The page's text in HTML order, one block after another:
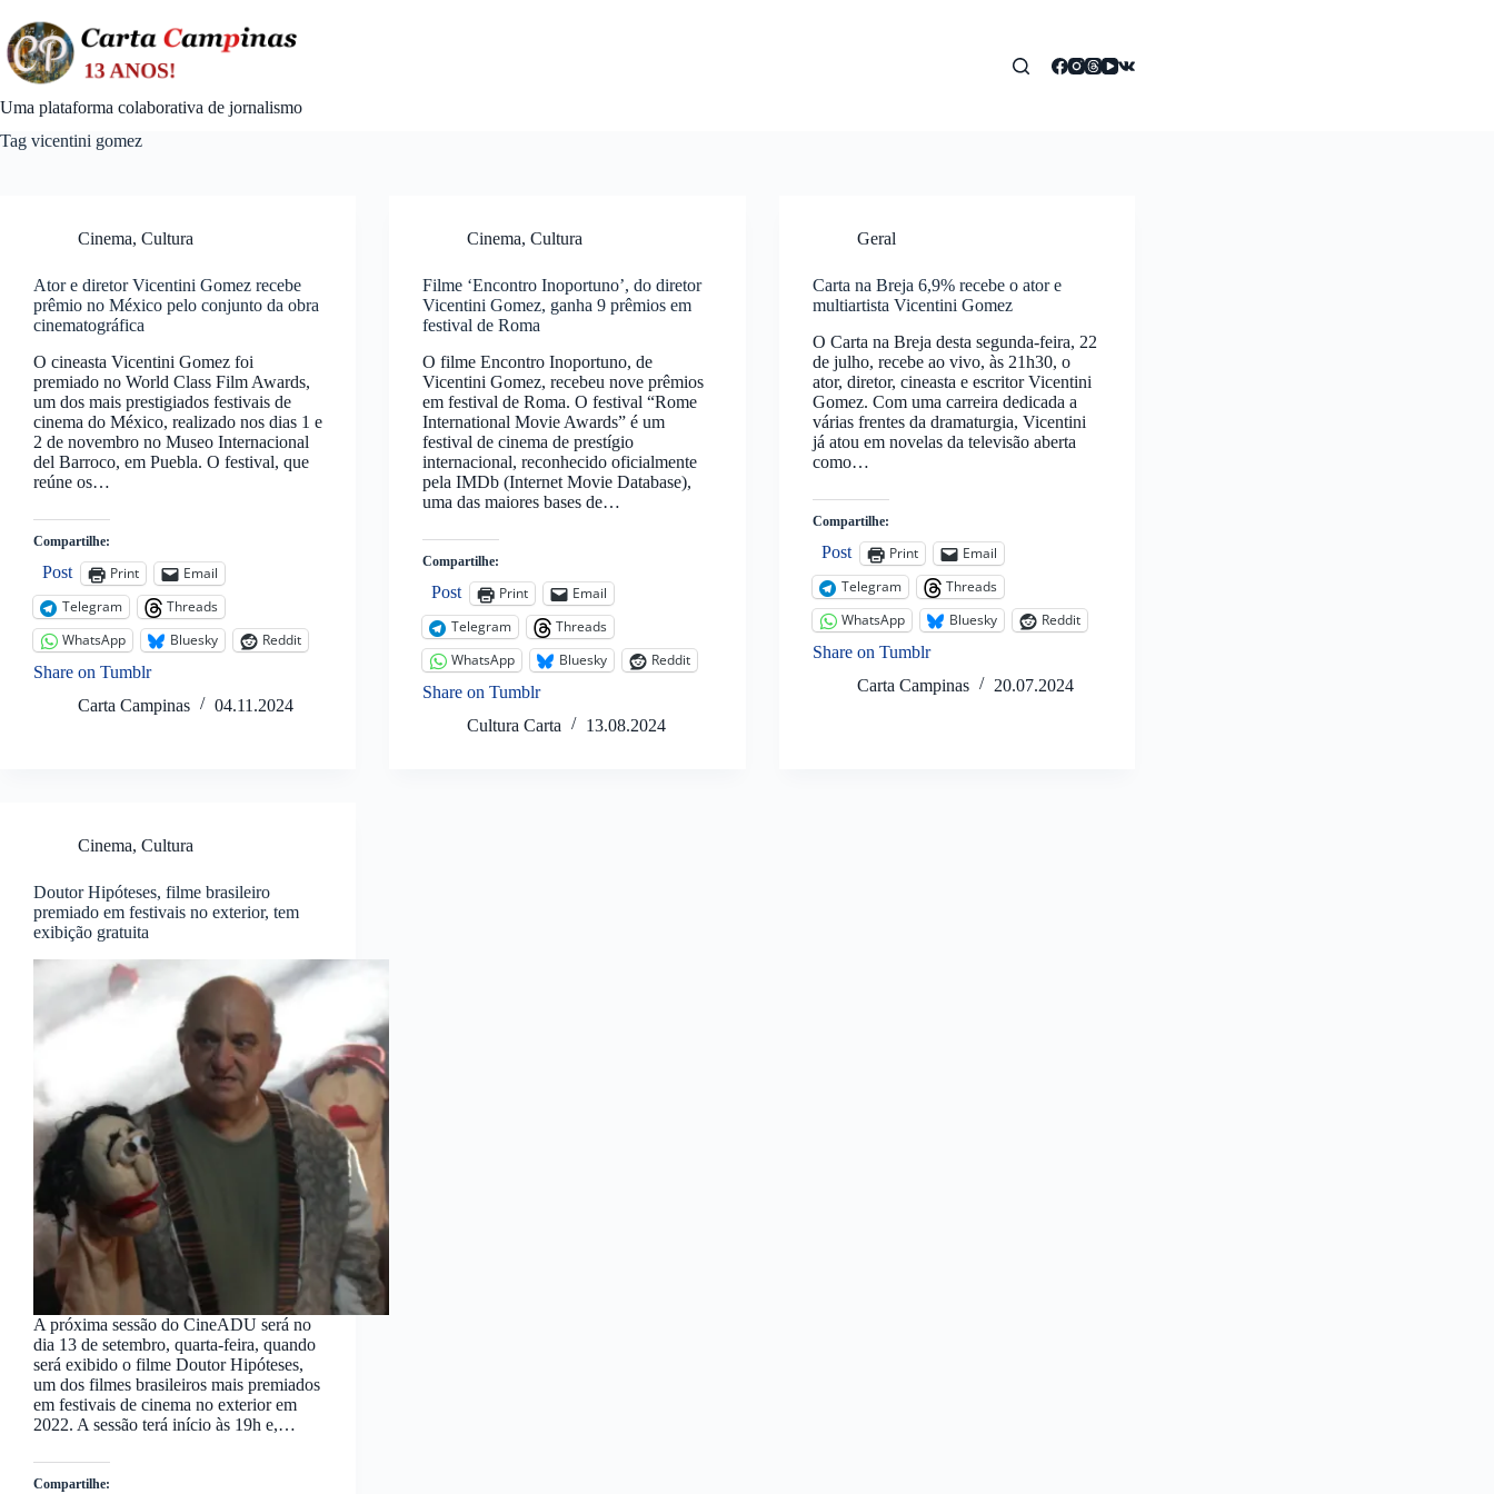
content
Uma plataforma colaborativa de jornalismo
Tag vicentini gomez
Cinema, Cultura
Ator e diretor Vicentini Gomez recebe
prêmio no México pelo conjunto da obra
cinematográfica
O cineasta Vicentini Gomez foi
premiado no World Class Film Awards,
um dos mais prestigiados festivais de
cinema do México, realizado nos dias 1 e
2 de novembro no Museo Internacional
del Barroco, em Puebla. O festival, que
reúne os…
Compartilhe:
Post Print
Email
Telegram
Threads
WhatsApp
Bluesky
Reddit
Share on Tumblr
Carta Campinas
04.11.2024
Cinema,Cultura
Filme ‘Encontro Inoportuno’, do diretor
Vicentini Gomez, ganha 9 prêmios em
festival de Roma
O filme Encontro Inoportuno, de
Vicentini Gomez, recebeu nove prêmios
em festival de Roma. O festival “Rome
International Movie Awards” é um
festival de cinema de prestígio
internacional, reconhecido oficialmente
pela IMDb (Internet Movie Database),
uma das maiores bases de…
Compartilhe:
Post Print
Email
Telegram
Threads
WhatsApp
Bluesky
Reddit
Share on Tumblr
Cultura Carta
13.08.2024
Geral
Carta na Breja 6,9% recebe o ator e
multiartista Vicentini Gomez
O Carta na Breja desta segunda-feira, 22
de julho, recebe ao vivo, às 21h30, o
ator, diretor, cineasta e escritor Vicentini
Gomez. Com uma carreira dedicada a
várias frentes da dramaturgia, Vicentini
já atou em novelas da televisão aberta
como…
Compartilhe:
Post Print
Email
Telegram
Threads
WhatsApp
Bluesky
Reddit
Share on Tumblr
Carta Campinas
20.07.2024
Cinema, Cultura
Doutor Hipóteses, filme brasileiro
premiado em festivais no exterior, tem
exibição gratuita
A próxima sessão do CineADU será no
dia 13 de setembro, quarta-feira, quando
será exibido o filme Doutor Hipóteses,
um dos filmes brasileiros mais premiados
em festivais de cinema no exterior em
2022. A sessão terá início às 19h e,…
Compartilhe: